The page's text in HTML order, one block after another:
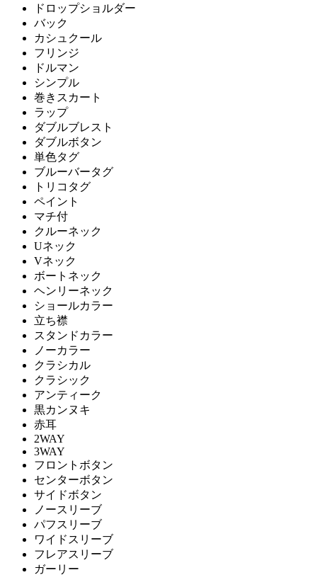
ドロップショルダー
バック
カシュクール
フリンジ
ドルマン
シンプル
巻きスカート
ラップ
ダブルブレスト
ダブルボタン
単色タグ
ブルーバータグ
トリコタグ
ペイント
マチ付
クルーネック
Uネック
Vネック
ボートネック
ヘンリーネック
ショールカラー
立ち襟
スタンドカラー
ノーカラー
クラシカル
クラシック
アンティーク
黒カンヌキ
赤耳
2WAY
3WAY
フロントボタン
センターボタン
サイドボタン
ノースリーブ
パフスリーブ
ワイドスリーブ
フレアスリーブ
ガーリー